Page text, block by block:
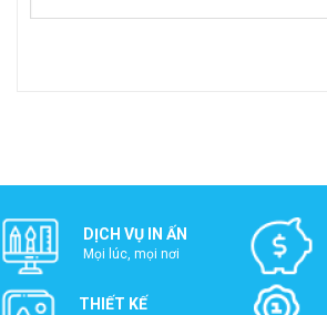
DỊCH VỤ IN ẤN
Mọi lúc, mọi nơi
THIẾT KẾ